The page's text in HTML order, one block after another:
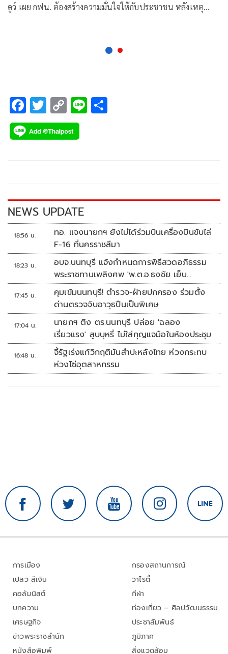
ดูว์ เผย กฟน. ต้องสร้างความมั่นใจให้กับประชาชน หลังเหตุ
F
ac
e
k
T
wi
tt
C
o
p
k
Li
NEWS UPDATE
18:56 น.
ทอ. แจงนายกฯ ยังไม่ได้ร่วมบินเครื่องบินขับไล่
F-16 ที่นครราชสีมา
18:23 น.
อบจ.นนทบุรี แจ้งกำหนดการพิธีสวดอภิธรรม
พระราชทานเพลิงศพ 'พ.ต.อ.ธงชัย เย็น
ประเสริฐ'
17:45 น.
คุมเข้มนนทบุรี! ตำรวจ-ฝ่ายปกครอง ร่วมตั้ง
ด่านตรวจจับอาวุธปืนเป็นพิเศษ
17:04 น.
นายกฯ ติง ตร.นนทบุรี ปล่อย 'ฉลอง
เรี่ยวแรง' สูบบุหรี่ ไม่ใส่กุญแจมือในห้องประชุม
16:48 น.
จี้รัฐเร่งแก้วิกฤติมันสำปะหลังไทย ห่วงกระทบ
ห่วงโซ่อุตสาหกรรม
การเมือง
เปลว สีเงิน
คอลัมนิสต์
บทความ
เศรษฐกิจ
ข่าวพระราชสำนัก
หนังสือพิมพ์
กรองสถานการณ์
วาไรตี้
กีฬา
ท่องเที่ยว – ศิลปวัฒนธรรม
ประชาสัมพันธ์
ภูมิภาค
สิ่งแวดล้อม